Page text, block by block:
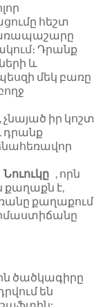
հեշտ
Դրանք
և
մեկ բառը
չնայած իր կոշտ
դրանք
Նուուկը , որն
քաղաքն է,
քաղաքում
ծածկագիրը
են